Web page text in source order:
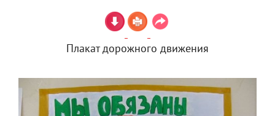
Плакат дорожного движения